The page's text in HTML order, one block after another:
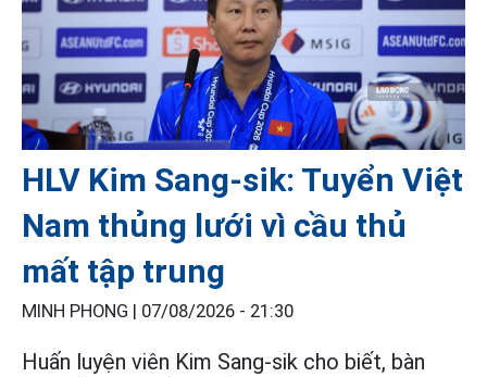
HLV Kim Sang-sik: Tuyển Việt
Nam thủng lưới vì cầu thủ
mất tập trung
MINH PHONG | 07/08/2026 - 21:30
Huấn luyện viên Kim Sang-sik cho biết, bàn